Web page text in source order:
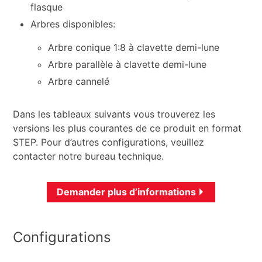
flasque
Arbres disponibles:
Arbre conique 1:8 à clavette demi-lune
Arbre parallèle à clavette demi-lune
Arbre cannelé
Dans les tableaux suivants vous trouverez les
versions les plus courantes de ce produit en format
STEP. Pour d’autres configurations, veuillez
contacter notre bureau technique.
Demander plus d’informations
Configurations